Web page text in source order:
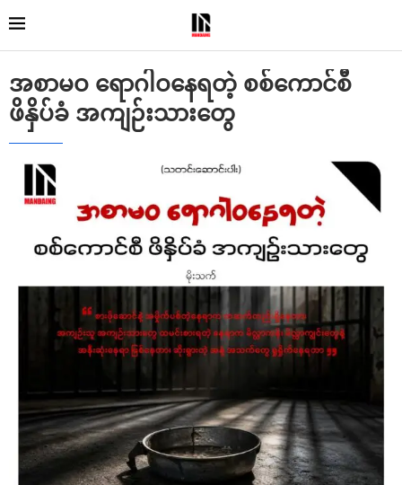
အစာမဝ ရောဂါဝနေရတဲ့ စစ်ကောင်စီ
ဖိနှိပ်ခံ အကျဉ်းသားတွေ